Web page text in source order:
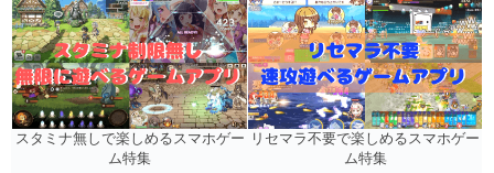
スタミナ無しで楽しめるスマホゲー
ム特集
リセマラ不要で楽しめるスマホゲー
ム特集